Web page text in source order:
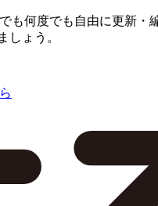
も何度でも自由に更新・
しょう。